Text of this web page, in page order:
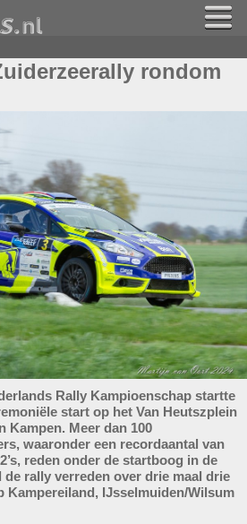
rondom
Rally Kampioenschap startte
start op het Van Heutszplein
Kampen. Meer dan 100
waaronder een recordaantal van
reden onder de startboog in de
de rally verreden over drie maal drie
Kampereiland, IJsselmuiden/Wilsum